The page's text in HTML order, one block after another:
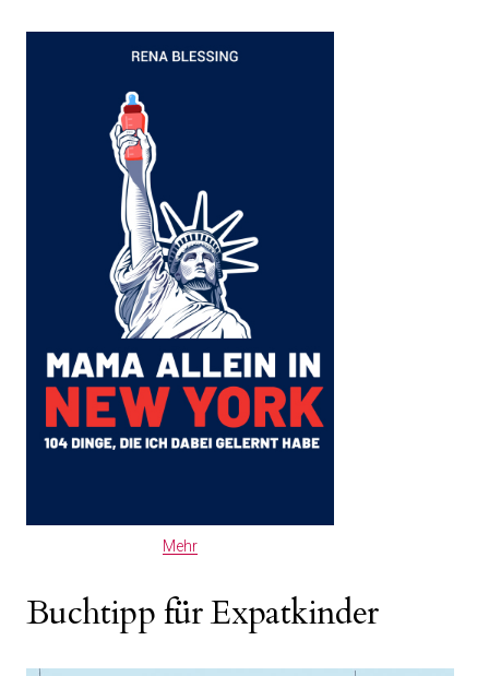
Mehr
Buchtipp für Expatkinder